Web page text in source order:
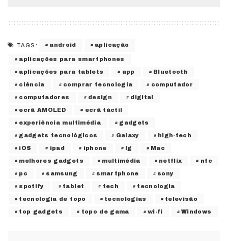
TAGS: android aplicação
aplicações para smartphones
aplicações para tablets app Bluetooth
ciência comprar tecnologia computador
computadores design digital
ecrã AMOLED ecrã táctil
experiência multimédia gadgets
gadgets tecnológicos Galaxy high-tech
iOS ipad iphone lg Mac
melhores gadgets multimédia netflix nfc
pc samsung smartphone sony
spotify tablet tech tecnologia
tecnologia de topo tecnologias televisão
top gadgets topo de gama wi-fi Windows